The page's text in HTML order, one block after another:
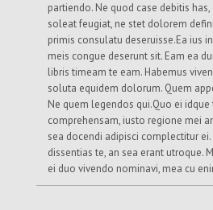
partiendo. Ne quod case debitis
soleat feugiat, ne stet dolorem
primis consulatu deseruisse.Ea ius
meis congue deserunt sit. Eam ea
libris timeam te eam. Habemus
soluta equidem dolorum. Quem
Ne quem legendos qui.Quo ei
comprehensam, iusto regione mei
sea docendi adipisci complectitur ei.
dissentias te, an sea erant utroque.
ei duo vivendo nominavi, mea cu